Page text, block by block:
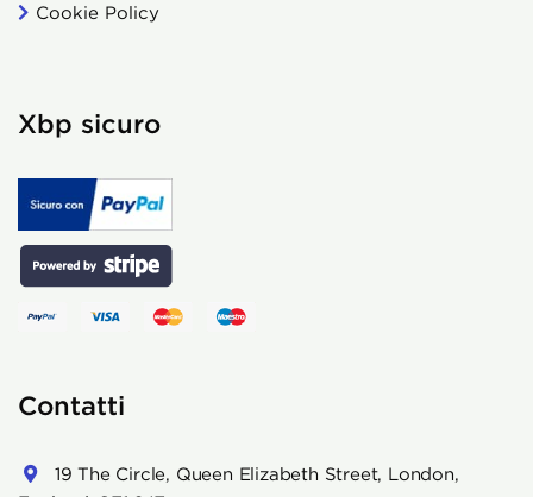
Cookie Policy
Xbp sicuro
Contatti
19 The Circle, Queen Elizabeth Street, London,